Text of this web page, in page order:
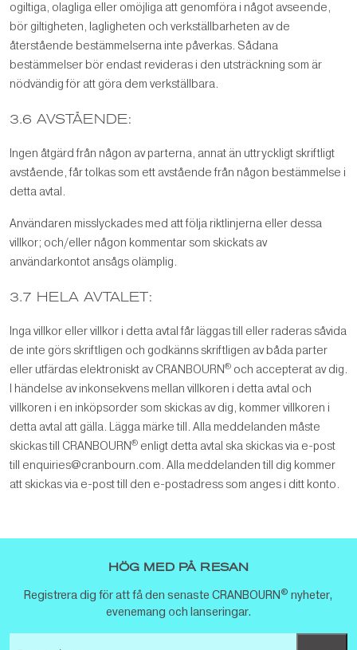
ogiltiga, olagliga eller omöjliga att genomföra i något avseende,
bör giltigheten, lagligheten och verkställbarheten av de
återstående bestämmelserna inte påverkas. Sådana
bestämmelser bör endast revideras i den utsträckning som är
nödvändig för att göra dem verkställbara.
3.6 AVSTÅENDE:
Ingen åtgärd från någon av parterna, annat än uttryckligt skriftligt
avstående, får tolkas som ett avstående från någon bestämmelse i
detta avtal.
Användaren misslyckades med att följa riktlinjerna eller dessa
villkor; och/eller någon kommentar som skickats av
användarkontot ansågs olämplig.
3.7 HELA AVTALET:
Inga villkor eller villkor i detta avtal får läggas till eller raderas såvida
de inte görs skriftligen och godkänns skriftligen av båda parter
eller utfärdas elektroniskt av CRANBOURN® och accepterat av dig.
I händelse av inkonsekvens mellan villkoren i detta avtal och
villkoren i en inköpsorder som skickas av dig, kommer villkoren i
detta avtal att gälla. Lägga märke till. Alla meddelanden måste
skickas till CRANBOURN® enligt detta avtal ska skickas via e-post
till enquiries@cranbourn.com. Alla meddelanden till dig kommer
att skickas via e-post till den e-postadress som anges i ditt konto.
HÖG MED PÅ RESAN
Registrera dig för att få den senaste CRANBOURN ® nyheter,
evenemang och lanseringar.